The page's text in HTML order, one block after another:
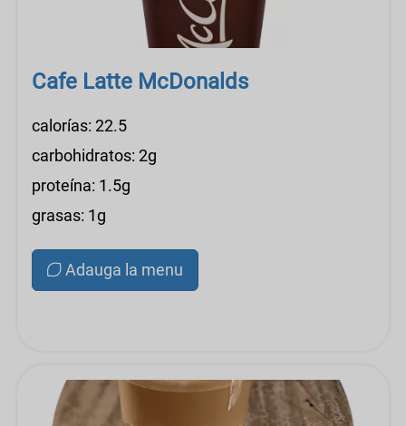
Cafe Latte McDonalds
calorías: 22.5
carbohidratos: 2g
proteína: 1.5g
grasas: 1g
Adauga la menu